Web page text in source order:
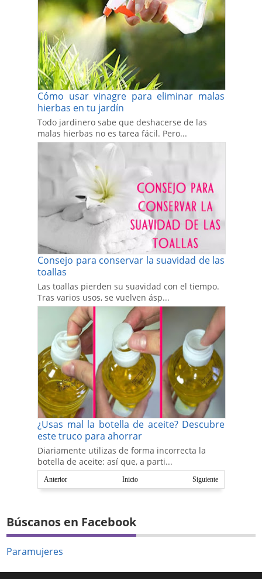
Cómo usar vinagre para eliminar malas
hierbas en tu jardín
Todo jardinero sabe que deshacerse de las
malas hierbas no es tarea fácil. Pero...
Consejo para conservar la suavidad de las
toallas
Las toallas pierden su suavidad con el tiempo.
Tras varios usos, se vuelven ásp...
¿Usas mal la botella de aceite? Descubre
este truco para ahorrar
Diariamente utilizas de forma incorrecta la
botella de aceite: así que, a parti...
Anterior Siguiente
Inicio
Búscanos en Facebook
Paramujeres